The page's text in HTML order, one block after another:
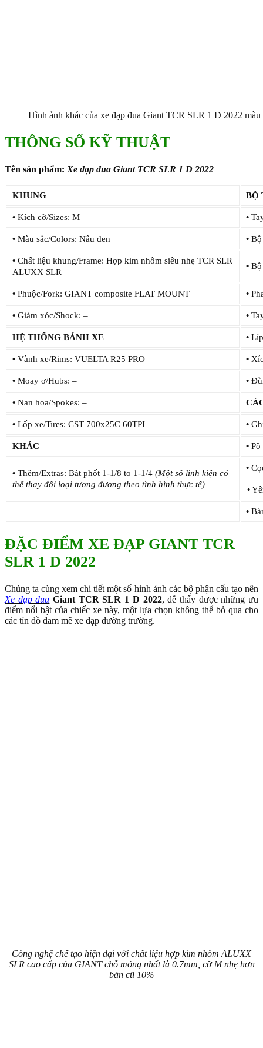
Hình ảnh khác của xe đạp đua Giant TCR SLR 1 D 2022 màu
THÔNG SỐ KỸ THUẬT
Tên sản phẩm: Xe đạp đua Giant TCR SLR 1 D 2022
KHUNG BỘ
• Kích cỡ/Sizes: M •
• Màu sắc/Colors: Nâu đen •Bộ
• Chất liệu khung/Frame: Hợp kim nhôm siêu nhẹ TCR SLR
ALUXX SLR
•Bộ
• Phuộc/Fork: GIANT composite FLAT MOUNT •
• Giảm xóc/Shock: – •
HỆ THỐNG BÁNH XE •
• Vành xe/Rims: VUELTA R25 PRO •
• Moay ơ/Hubs: – •Đùi
• Nan hoa/Spokes: –
• Lốp xe/Tires: CST 700x25C 60TPI •
KHÁC •Pô
• Thêm/Extras: Bát phốt 1-1/8 to 1-1/4 (Một số linh kiện có
thể thay đổi loại tương đương theo tình hình thực tế)
•
•
•
ĐẶC ĐIỂM XE ĐẠP GIANT TCR
SLR 1 D 2022
Chúng ta cùng xem chi tiết một số hình ảnh các bộ phận cấu tạo nên
Xe đạp đua Giant TCR SLR 1 D 2022, để thấy được những ưu
điểm nổi bật của chiếc xe này, một lựa chọn không thể bỏ qua cho
các tín đồ đam mê xe đạp đường trường.
Công nghệ chế tạo hiện đại với chất liệu hợp kim nhôm ALUXX
SLR cao cấp của GIANT chỗ mỏng nhất là 0.7mm, cỡ M nhẹ hơn
bản cũ 10%